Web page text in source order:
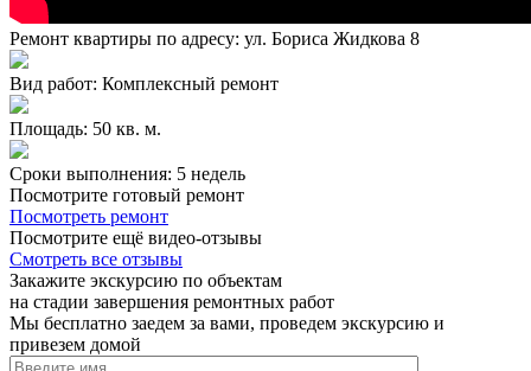
Ремонт квартиры по адресу: ул. Бориса Жидкова 8
Вид работ: Комплексный ремонт
Площадь: 50 кв. м.
Сроки выполнения: 5 недель
Посмотрите готовый ремонт
Посмотреть ремонт
Посмотрите ещё видео-отзывы
Смотреть все отзывы
Закажите экскурсию по объектам
на стадии завершения ремонтных работ
Мы бесплатно заедем за вами, проведем экскурсию и
привезем домой